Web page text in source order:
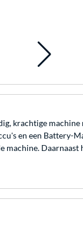
krachtige
en een Battery-